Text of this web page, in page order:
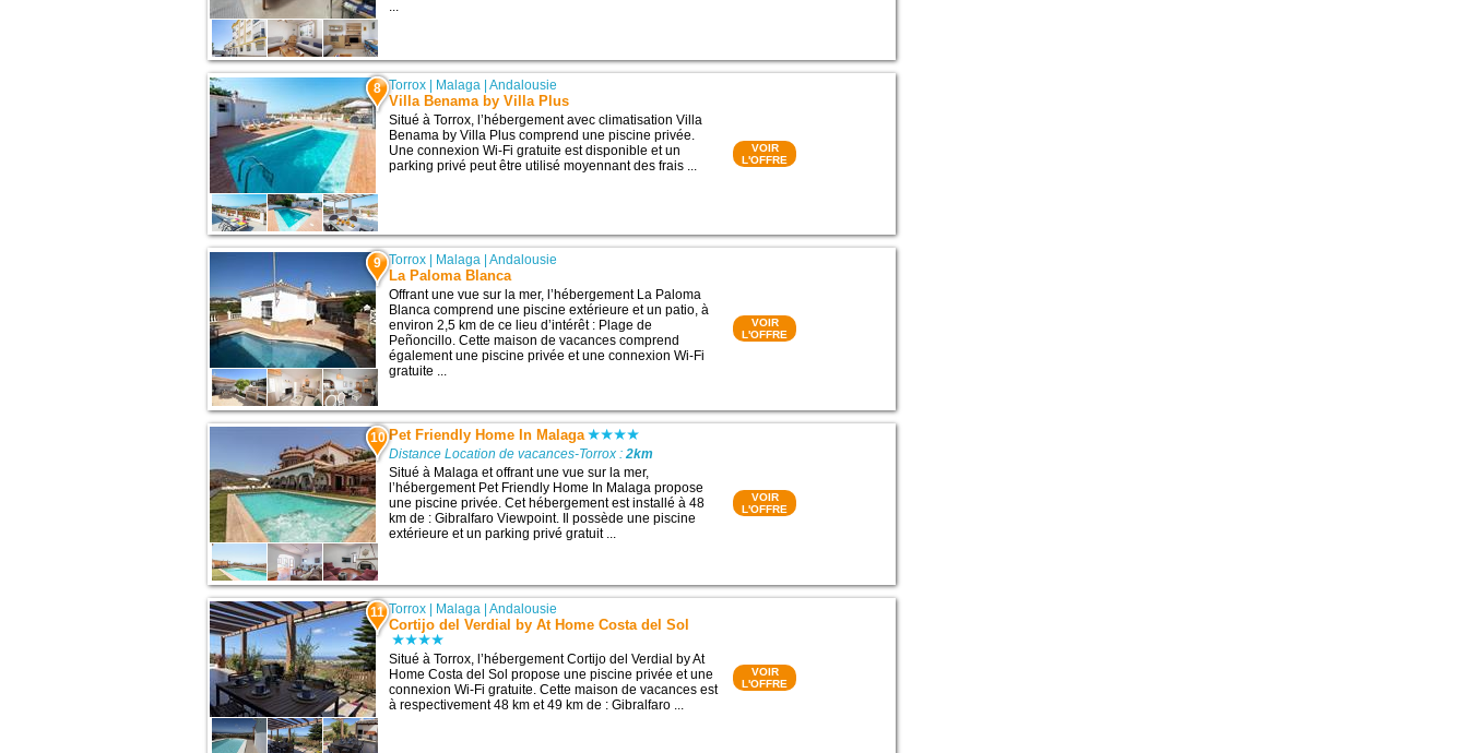
8 Torrox | Malaga |Andalousie
Villa Benama by Villa Plus
Situé à Torrox, l’hébergement avec climatisation Villa
Benama by Villa Plus comprend une piscine privée.
Une connexion Wi-Fi gratuite est disponible et un
parking privé peut être utilisé moyennant des frais ...
VOIR
L'OFFRE
9 Torrox Malaga |Andalousie
La Paloma Blanca
Offrant une vue sur la mer, l’hébergement La Paloma
Blanca comprend une piscine extérieure et un patio, à
environ 2,5 km de ce lieu d’intérêt : Plage de
Peñoncillo. Cette maison de vacances comprend
également une piscine privée et une connexion Wi-Fi
gratuite ...
VOIR
L'OFFRE
10 Pet Friendly Home In Malaga
Distance Location de vacances-Torrox :2km
Situé à Malaga et offrant une vue sur la mer,
l’hébergement Pet Friendly Home In Malaga propose
une piscine privée. Cet hébergement est installé à 48
km de : Gibralfaro Viewpoint. Il possède une piscine
extérieure et un parking privé gratuit ...
VOIR
L'OFFRE
11 Torrox Malaga |Andalousie
Cortijo del Verdial by At Home Costa del Sol
Situé à Torrox, l’hébergement Cortijo del Verdial by At
Home Costa del Sol propose une piscine privée et une
connexion Wi-Fi gratuite. Cette maison de vacances est
à respectivement 48 km et 49 km de : Gibralfaro ...
VOIR
L'OFFRE